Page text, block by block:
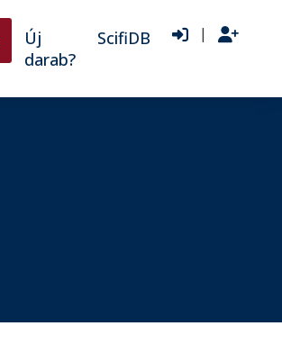
Új
darab?
ScifiDB |